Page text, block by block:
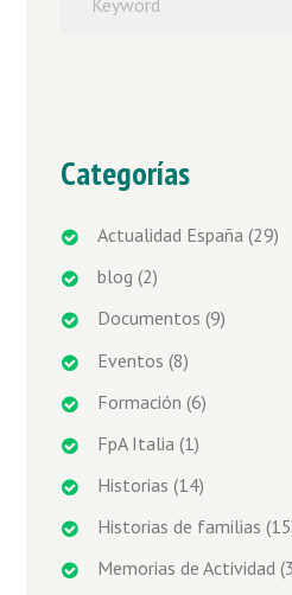
Categorías
Actualidad España (29)
blog (2)
Documentos (9)
Eventos (8)
Formación (6)
FpA Italia (1)
Historias (14)
Historias de familias
Memorias de Actividad